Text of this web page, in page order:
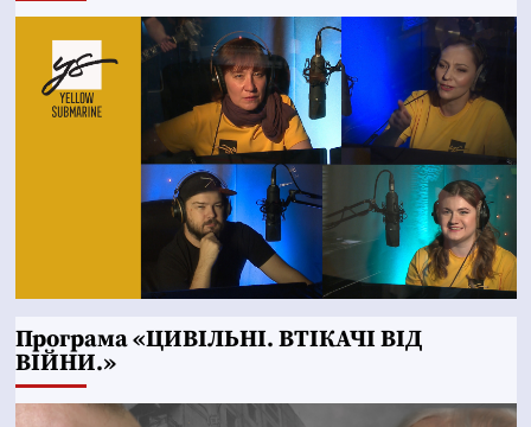
Програма «ЦИВІЛЬНІ. ВТІКАЧІ ВІД
ВІЙНИ.»